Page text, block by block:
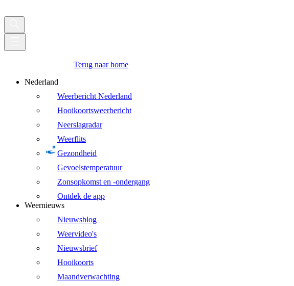
Terug naar home
Nederland
Weerbericht Nederland
Hooikoortsweerbericht
Neerslagradar
Weerflits
Gezondheid
Gevoelstemperatuur
Zonsopkomst en -ondergang
Ontdek de app
Weernieuws
Nieuwsblog
Weervideo's
Nieuwsbrief
Hooikoorts
Maandverwachting